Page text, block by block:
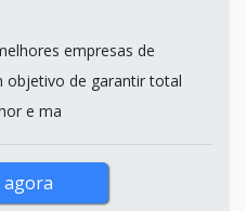
empresas de
objetivo de garantir total
e ma